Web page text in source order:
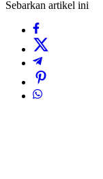
Sebarkan artikel ini